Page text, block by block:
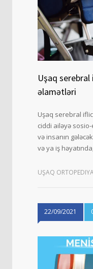
Uşaq
əlamətləri
Uşaq serebral
ciddi ailəyə
və insanın
və ya iş
UŞAQ
22/09/2021